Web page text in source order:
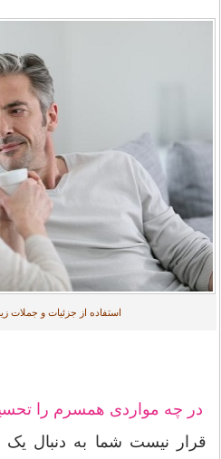
استفاده از جزئیات و جملات
در چه مواردی همسرم را
قرار نیست شما به دنبال